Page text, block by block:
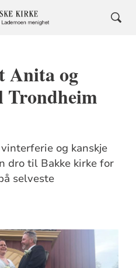
Anita og
og kanskje
dro til Bakke kirke for
selveste